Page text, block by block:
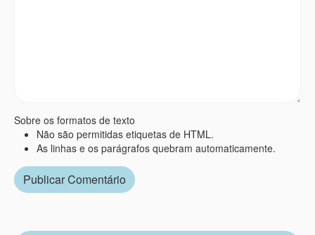
Sobre os formatos de texto
Não são permitidas etiquetas de HTML.
As linhas e os parágrafos quebram automaticamente.